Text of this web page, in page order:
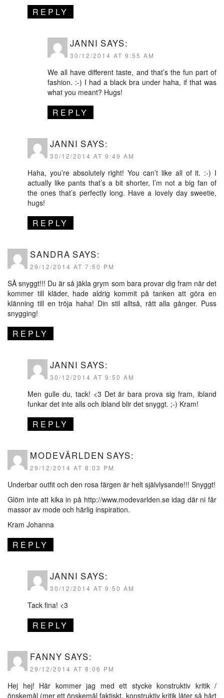
REPLY
JANNI SAYS:
30/12/2014 AT 9:55 AM
We all have different taste, and that’s the fun part of
fashion. :-) I had a black bra under haha, if that was
what you meant? Hugs!
REPLY
JANNI SAYS:
30/12/2014 AT 9:49 AM
Haha, you’re absolutely right! You can’t like all of it. :-) I
actually like pants that’s a bit shorter, I’m not a big fan of
the ones that’s perfectly long. Have a lovely day sweetie,
hugs!
REPLY
SANDRA SAYS:
29/12/2014 AT 7:50 PM
SÅ snyggt!!! Du är så jäkla grym som bara provar dig fram när det
kommer till kläder, hade aldrig kommit på tanken att göra en
klänning till en tröja haha! Din stil alltså, rätt alla gånger. Puss
snygging!
REPLY
JANNI SAYS:
30/12/2014 AT 9:50 AM
Men gulle du, tack! <3 Det är bara prova sig fram, ibland
funkar det inte alls och ibland blir det snyggt. ;-) Kram!
REPLY
MODEVÄRLDEN SAYS:
29/12/2014 AT 8:03 PM
Underbar outfit och den rosa färgen är helt självlysande!!! Snyggt!
Glöm inte att kika in på http://www.modevarlden.seidag där ni får
massor av mode och härlig inspiration.
Kram Johanna
REPLY
JANNI SAYS:
30/12/2014 AT 9:50 AM
Tack fina! <3
REPLY
FANNY SAYS:
29/12/2014 AT 8:06 PM
Hej hej! Här kommer jag med ett stycke konstruktiv kritik /
önskemål (mer ett önskemål faktiskt, konstruktiv kritik låter så hårt